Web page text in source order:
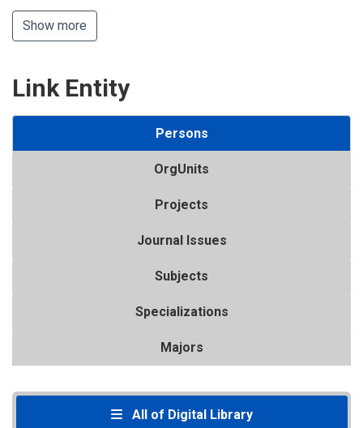
Show more
Link Entity
Persons
OrgUnits
Projects
Journal Issues
Subjects
Specializations
Majors
All of Digital Library